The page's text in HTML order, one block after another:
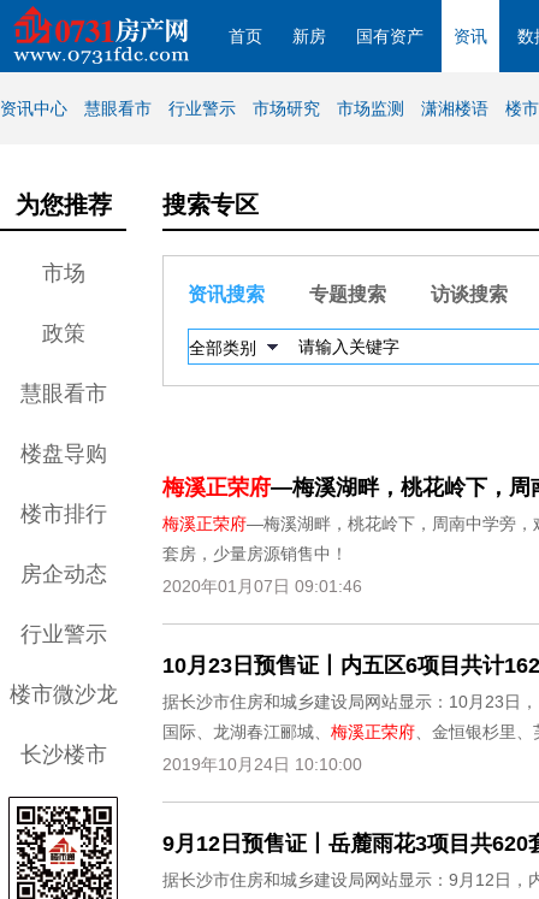
首页 新房 国有资产 资讯 数
资讯中心 慧眼看市 行业警示 市场研究 市场监测 潇湘楼语 楼市
为您推荐
市场
政策
慧眼看市
楼盘导购
楼市排行
房企动态
行业警示
楼市微沙龙
长沙楼市
搜索专区
资讯搜索 专题搜索 访谈搜索
梅溪正荣府—梅溪湖畔，桃花岭下，周
梅溪正荣府—梅溪湖畔，桃花岭下，周南中学旁，
套房，少量房源销售中！
2020年01月07日 09:01:46
10月23日预售证丨内五区6项目共计
据长沙市住房和城乡建设局网站显示：10月23日
国际、龙湖春江郦城、 梅溪正荣府 、金恒银杉里
有住宅、公寓，又有商铺和洋房，总可售房源数
2019年10月24日 10:10:00
9月12日预售证丨岳麓雨花3项目共620
据长沙市住房和城乡建设局网站显示：9月12日，